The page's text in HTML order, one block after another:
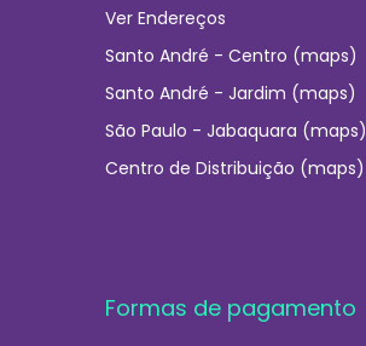
Ver Endereços
Santo André - Centro (maps)
Santo André - Jardim (maps)
São Paulo - Jabaquara (maps)
Centro de Distribuição (maps)
Formas de pagamento